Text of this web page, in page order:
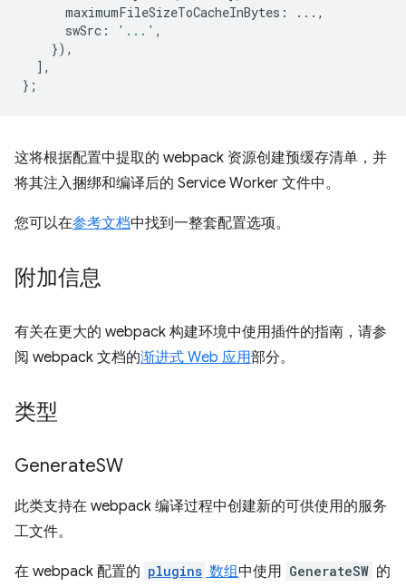
maximumFileSizeToCacheInBytes :
...,
swSrc : '...' ,
}),
],
};
这将根据配置中提取的 webpack 资源创建预缓存清单，并
将其注入捆绑和编译后的 Service Worker 文件中。
您可以在参考文档中找到一整套配置选项。
附加信息
有关在更大的 webpack 构建环境中使用插件的指南，请参
阅 webpack 文档的渐进式 Web 应用部分。
类型
GenerateSW
此类支持在 webpack 编译过程中创建新的可供使用的服务
工文件。
在 webpack 配置的 plugins 数组中使用 GenerateSW 的